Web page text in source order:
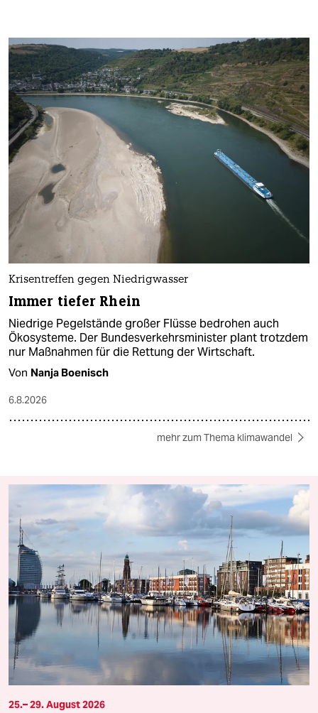
Umweltschützer, Mieterbund, Gewerkschaft
Vielfältiges Bündnis fordert Hitzegipfel
Zahlreiche Organisationen fordern von der
Bundesregierung einen Hitzegipfel und Geld für
Klimaanpassung. Auch europäische
Gesundheitsverbände mahnen.
Von Pauline Ruprecht und Jonas Waack
6.8.2026
Immer tiefer Rhein
Niedrige Pegelstände großer Flüsse bedrohen auch
Ökosysteme. Der Bundesverkehrsminister plant trotzdem
nur Maßnahmen für die Rettung der Wirtschaft.
Von Nanja Boenisch
6.8.2026
mehr zum Thema klimawandel